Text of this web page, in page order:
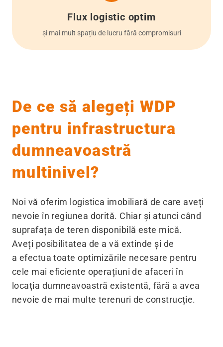
Flux logistic optim
și mai mult spațiu de lucru fără compromisuri
De ce să alegeți WDP
pentru infrastructura
dumneavoastră
multinivel?
Noi vă oferim logistica imobiliară de care aveți
nevoie în regiunea dorită. Chiar și atunci când
suprafața de teren disponibilă este mică.
Aveți posibilitatea de a vă extinde și de
a efectua toate optimizările necesare pentru
cele mai eficiente operațiuni de afaceri în
locația dumneavoastră existentă, fără a avea
nevoie de mai multe terenuri de construcție.